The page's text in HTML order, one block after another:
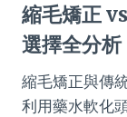
縮毛矯正
選擇全分析
縮毛矯正與傳
利用藥水軟化